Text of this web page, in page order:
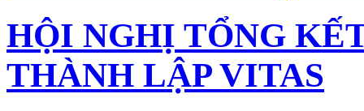
HỘI NGHỊ TỔNG
THÀNH LẬP VITAS